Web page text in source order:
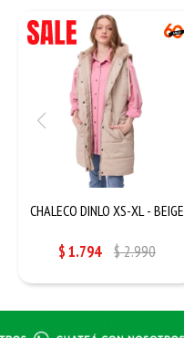
CHALECO DINLO XS-XL - BEIGE
$1.794 $2.990